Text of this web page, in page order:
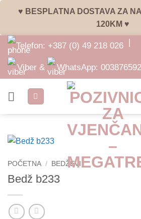
♥ BESPLATNA DOSTAVA ZA
120KM ♥
Skip
content
Telefon: +387 (0) 49 218 026 |
Viber & WhatsApp:
POČETNA / BEDŽEVI
Bedž b233